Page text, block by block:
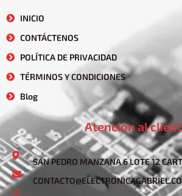
INICIO
CONTÁCTENOS
POLÍTICA DE PRIVACIDAD
TÉRMINOS Y CONDICIONES
Blog
Atención al
SAN PEDRO MANZANA 6 LOTE 12